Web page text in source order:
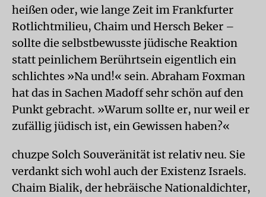
heißen oder, wie lange Zeit im Frankfurter
Rotlichtmilieu, Chaim und Hersch Beker –
sollte die selbstbewusste jüdische Reaktion
statt peinlichem Berührtsein eigentlich ein
schlichtes »Na und!« sein. Abraham Foxman
hat das in Sachen Madoff sehr schön auf den
Punkt gebracht. »Warum sollte er, nur weil er
zufällig jüdisch ist, ein Gewissen haben?«
chuzpe Solch Souveränität ist relativ neu. Sie
verdankt sich wohl auch der Existenz Israels.
Chaim Bialik, der hebräische Nationaldichter,